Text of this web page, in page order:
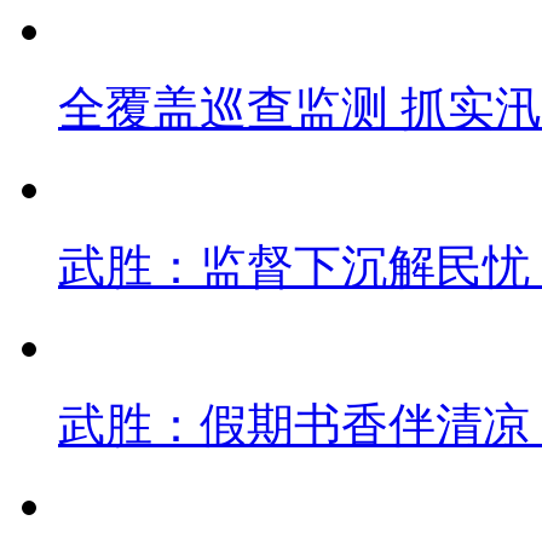
全覆盖巡查监测 抓实
武胜：监督下沉解民
武胜：假期书香伴清